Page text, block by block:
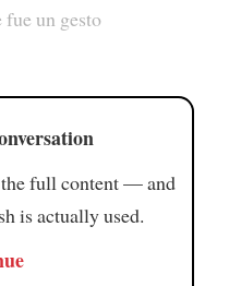
fue un gesto
full content — and
is actually used.